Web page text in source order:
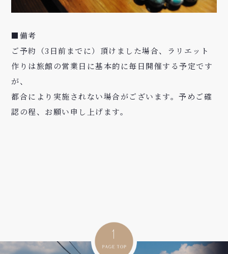
■備考
ご予約（3日前までに）頂けました場合、ラリエット
作りは旅館の営業日に基本的に毎日開催する予定です
が、
都合により実施されない場合がございます。予めご確
認の程、お願い申し上げます。